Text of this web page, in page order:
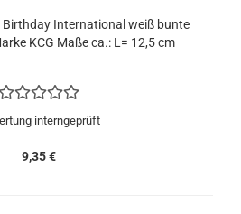
International weiß bunte
KCG Maße ca.: L= 12,5 cm
interngeprüft
9,35 €